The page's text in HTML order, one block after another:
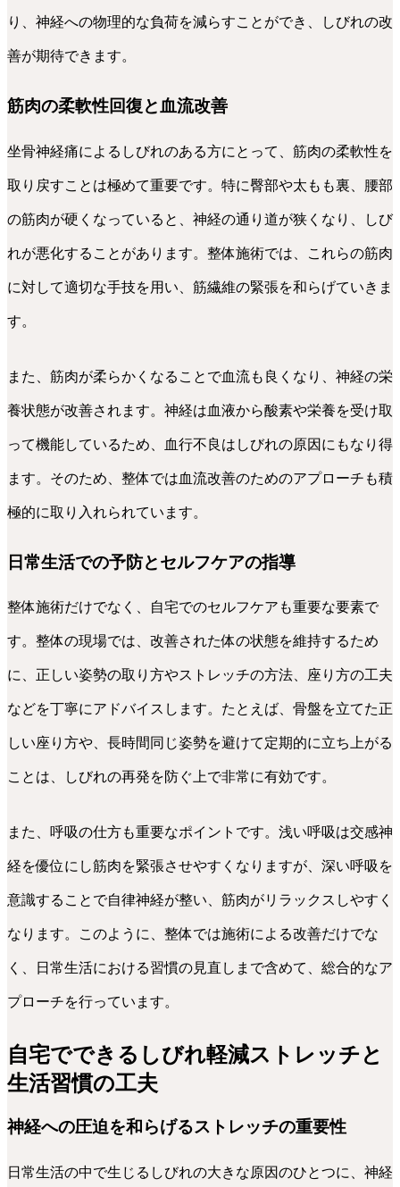
り、神経への物理的な負荷を減らすことができ、しびれの改
善が期待できます。
筋肉の柔軟性回復と血流改善
坐骨神経痛によるしびれのある方にとって、筋肉の柔軟性を
取り戻すことは極めて重要です。特に臀部や太もも裏、腰部
の筋肉が硬くなっていると、神経の通り道が狭くなり、しび
れが悪化することがあります。整体施術では、これらの筋肉
に対して適切な手技を用い、筋繊維の緊張を和らげていきま
す。
また、筋肉が柔らかくなることで血流も良くなり、神経の栄
養状態が改善されます。神経は血液から酸素や栄養を受け取
って機能しているため、血行不良はしびれの原因にもなり得
ます。そのため、整体では血流改善のためのアプローチも積
極的に取り入れられています。
日常生活での予防とセルフケアの指導
整体施術だけでなく、自宅でのセルフケアも重要な要素で
す。整体の現場では、改善された体の状態を維持するため
に、正しい姿勢の取り方やストレッチの方法、座り方の工夫
などを丁寧にアドバイスします。たとえば、骨盤を立てた正
しい座り方や、長時間同じ姿勢を避けて定期的に立ち上がる
ことは、しびれの再発を防ぐ上で非常に有効です。
また、呼吸の仕方も重要なポイントです。浅い呼吸は交感神
経を優位にし筋肉を緊張させやすくなりますが、深い呼吸を
意識することで自律神経が整い、筋肉がリラックスしやすく
なります。このように、整体では施術による改善だけでな
く、日常生活における習慣の見直しまで含めて、総合的なア
プローチを行っています。
自宅でできるしびれ軽減ストレッチと
生活習慣の工夫
神経への圧迫を和らげるストレッチの重要性
日常生活の中で生じるしびれの大きな原因のひとつに、神経